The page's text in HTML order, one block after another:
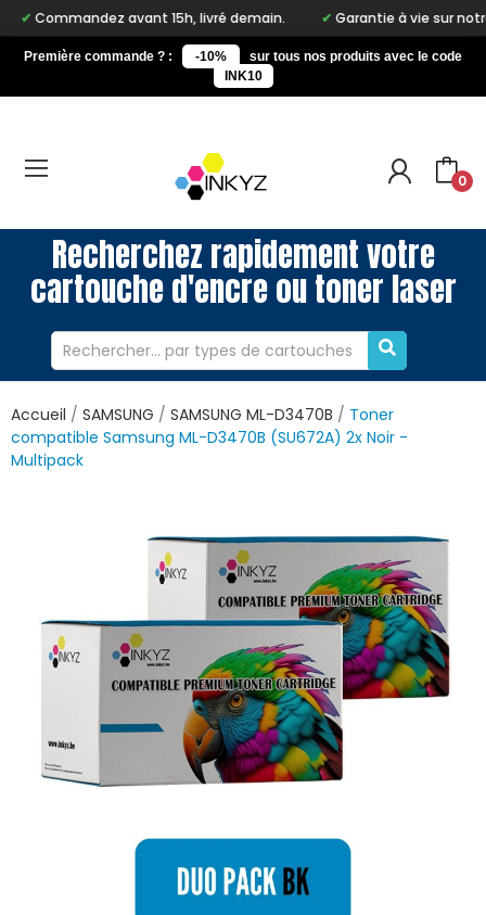
Commandez avant 15h, livré demain. Garantie à vie sur notre
Première commande ? : -10%
sur tous nos produits avec le code
INK10
0
Recherchez rapidement votre
cartouche d'encre ou toner laser
Accueil SAMSUNG SAMSUNG ML-D3470B
Toner
compatible Samsung ML-D3470B (SU672A) 2x Noir -
Multipack